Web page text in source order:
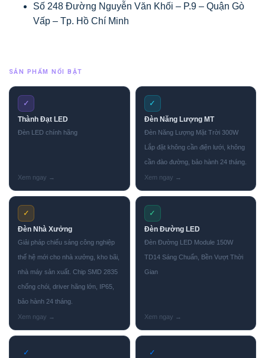
Số 248 Đường Nguyễn Văn Khối – P.9 – Quận Gò
Vấp – Tp. Hồ Chí Minh
SẢN PHẨM NỔI BẬT
✓
Thành Đạt LED
Đèn LED chính hãng
✓
Đèn Năng Lượng MT
Đèn Năng Lượng Mặt Trời 300W
Lắp đặt không cần điện lưới, không
cần đào đường, bảo hành 24 tháng.
✓
Đèn Nhà Xưởng
Giải pháp chiếu sáng công nghiệp
thế hệ mới cho nhà xưởng, kho bãi,
nhà máy sản xuất. Chip SMD 2835
chống chói, driver hãng lớn, IP65,
bảo hành 24 tháng.
✓
Đèn Đường LED
Đèn Đường LED Module 150W
TD14 Sáng Chuẩn, Bền Vượt Thời
Gian
✓ ✓